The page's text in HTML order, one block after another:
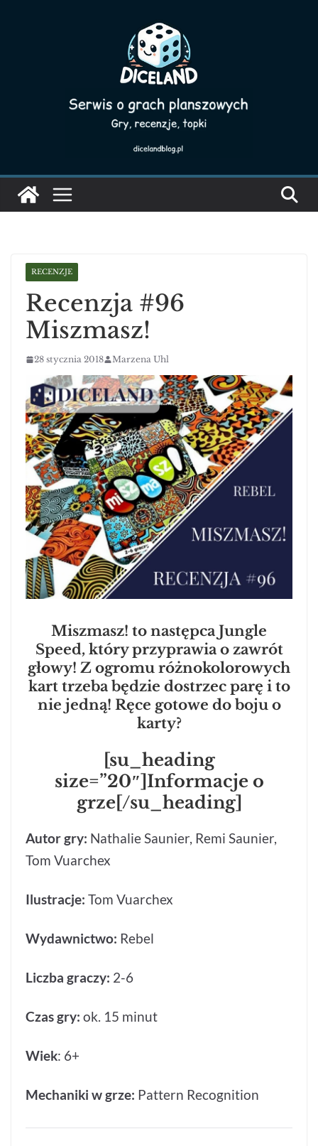
RECENZJE
Recenzja #96
Miszmasz!
28 stycznia 2018 Marzena Uhl
Miszmasz! to następca Jungle
Speed, który przyprawia o zawrót
głowy! Z ogromu różnokolorowych
kart trzeba będzie dostrzec parę i to
nie jedną! Ręce gotowe do boju o
karty?
[su_heading
size=”20″]Informacje o
grze[/su_heading]
Autor gry: Nathalie Saunier, Remi Saunier,
Tom Vuarchex
Ilustracje: Tom Vuarchex
Wydawnictwo: Rebel
Liczba graczy: 2-6
Czas gry: ok. 15 minut
Wiek: 6+
Mechaniki w grze: Pattern Recognition